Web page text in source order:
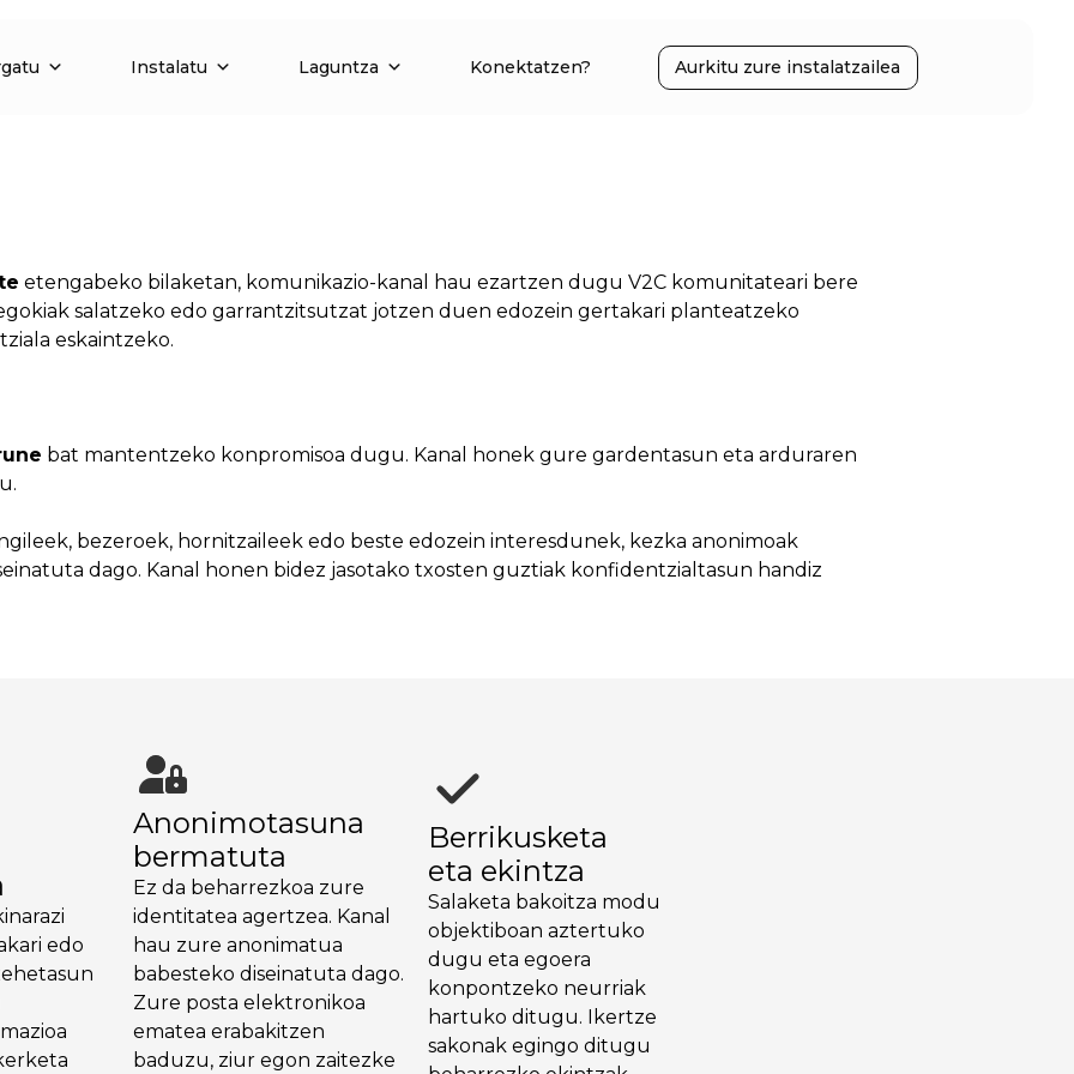
Instalatu Laguntza Konektatzen? Aurkitu zure instalatzailea
etengabeko bilaketan, komunikazio-kanal hau ezartzen dugu V2C komunitateari bere
salatzeko edo garrantzitsutzat jotzen duen edozein gertakari planteatzeko
eskaintzeko.
bat mantentzeko konpromisoa dugu. Kanal honek gure gardentasun eta arduraren
bezeroek, hornitzaileek edo beste edozein interesdunek, kezka anonimoak
dago. Kanal honen bidez jasotako txosten guztiak konfidentzialtasun handiz
edo
Anonimotasuna
bermatuta
Ez da beharrezkoa zure
identitatea agertzea. Kanal
hau zure anonimatua
babesteko diseinatuta dago.
Zure posta elektronikoa
ematea erabakitzen
baduzu, ziur egon zaitezke
Berrikusketa
eta ekintza
Salaketa bakoitza modu
objektiboan aztertuko
dugu eta egoera
konpontzeko neurriak
hartuko ditugu. Ikertze
sakonak egingo ditugu